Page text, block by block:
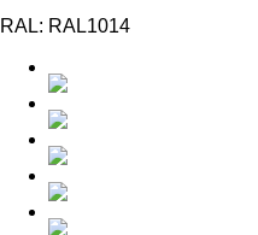
RAL: RAL1014